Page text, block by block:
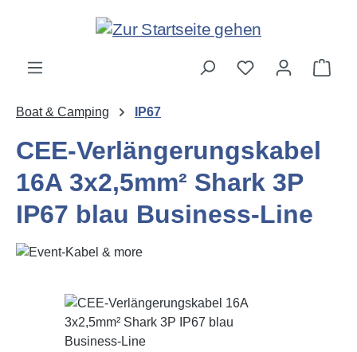
Zum Hauptinhalt springen
Boat & Camping IP67
CEE-Verlängerungskabel
16A 3x2,5mm² Shark 3P
IP67 blau Business-Line
Bildergalerie überspringen